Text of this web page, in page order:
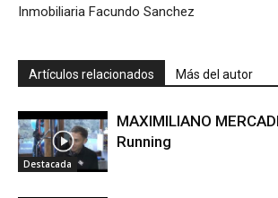
Inmobiliaria Facundo Sanchez
Artículos relacionados Más del autor
Destacada
MAXIMILIANO
Running